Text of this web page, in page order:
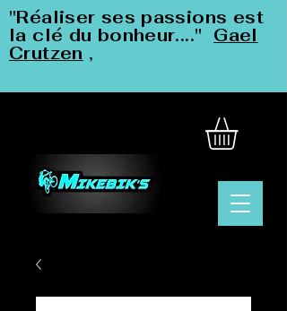
"Réaliser ses passions est
la clé du bonheur...." Gael
Crutzen ,